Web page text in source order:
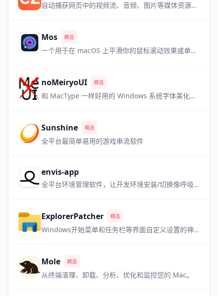
自动捕获网页中的视频流、音频、图片等媒体资源，内置播放预览，即嗅即得。
Mos 精选
一个用于在 macOS 上平滑你的鼠标滚动效果或单独设置滚动方向的小工具
noMeiryoUI 精选
和 MacType 一样好用的 Windows 系统字体美化软件，但是更小巧
Sunshine 精选
全平台最简单易用的游戏串流软件
envis-app
全平台环境管理软件，让开发环境安装/切换像呼吸一样自然
ExplorerPatcher 精选
Windows开始菜单和任务栏等界面自定义设置的神器 喜欢老版本 Win 界面的用户必备
Mole 精选
从终端清理、卸载、分析、优化和监控您的 Mac。